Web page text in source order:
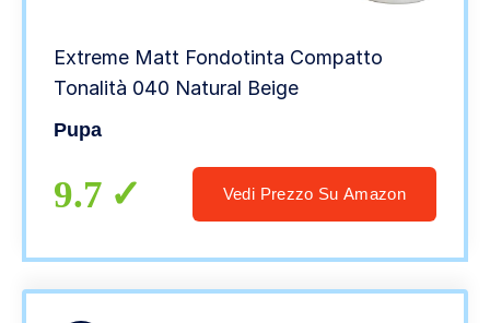
Extreme Matt Fondotinta Compatto
Tonalità 040 Natural Beige
Pupa
9.7 Vedi Prezzo Su Amazon